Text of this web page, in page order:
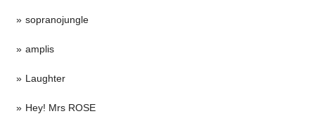
sopranojungle
amplis
Laughter
Hey! Mrs ROSE